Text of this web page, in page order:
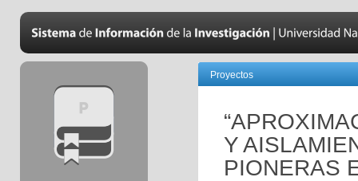
Proyectos
Y
PIONERAS